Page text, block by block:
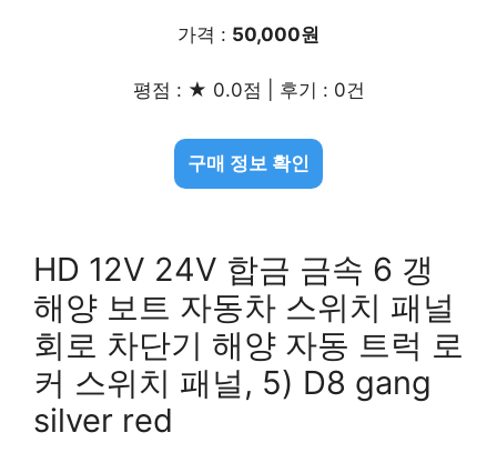
가격 : 50,000원
평점 : ★ 0.0점 | 후기 : 0건
구매 정보 확인
HD 12V 24V 합금 금속 6 갱
해양 보트 자동차 스위치 패널
회로 차단기 해양 자동 트럭 로
커 스위치 패널, 5) D8 gang
silver red